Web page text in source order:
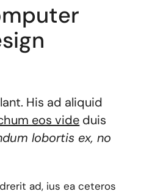
His ad aliquid
eos vide duis
lobortis ex, no
ad, ius ea ceteros